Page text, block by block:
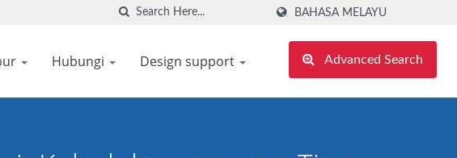
BAHASA MELAYU
Hubungi Design support Advanced Search